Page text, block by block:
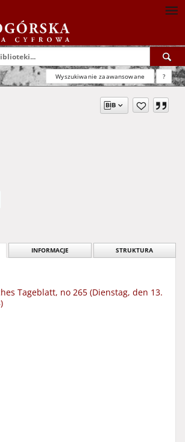
Wyszukiwanie zaawansowane ?
INFORMACJE STRUKTURA
Tageblatt, no 265 (Dienstag, den 13.